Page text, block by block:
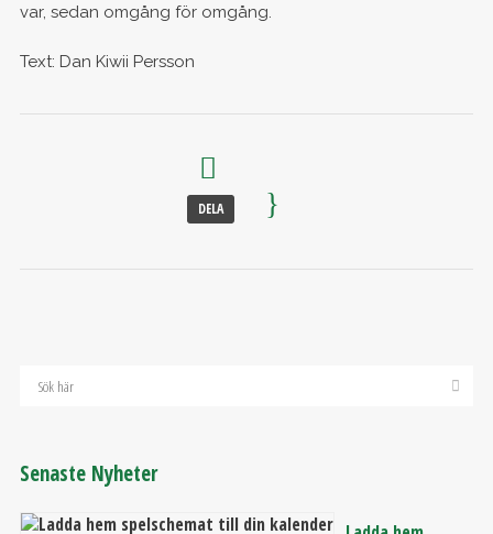
var, sedan omgång för omgång.
Text: Dan Kiwii Persson
DELA
Senaste Nyheter